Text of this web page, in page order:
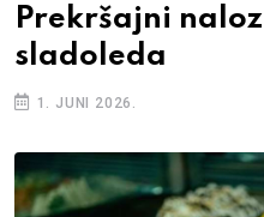
Prekršajni
sladoleda
1. JUNI 2026.